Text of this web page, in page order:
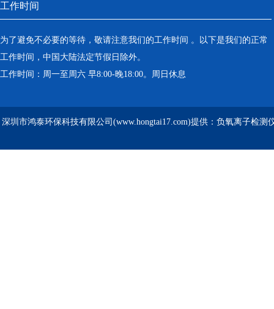
工作时间
为了避免不必要的等待，敬请注意我们的工作时间 。以下是我们的正常
工作时间，中国大陆法定节假日除外。
工作时间：周一至周六 早8:00-晚18:00。周日休息
深圳市鸿泰环保科技有限公司(www.hongtai17.com)提供：负氧离子检